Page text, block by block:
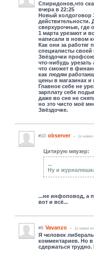
Спиридонов,что
вчера в 22:25
Новый колдоговор
действительности.
сверхурочные, где
1 марта урезают и
написали в новом
Как они за работяг
специалисты своей
Звёздочки
что-нибудь
что сможет в
как людям
цены в магазинах и
Главное себе не
зарплату себе
даже во сне не
но это чисто моё
Звёздочке.
#10 observer (c нами
Цитирую мяузер:
...
Ну и
...не инфоповод, а
вот и всё...
#9 Vavanzo (c нами
Я человек
комментариев. Но
сдержаться трудно.